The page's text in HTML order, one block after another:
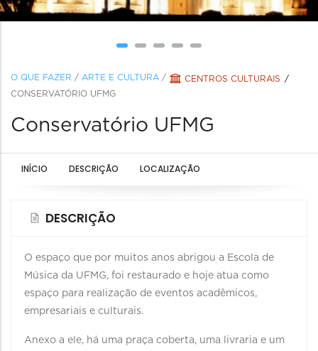
O QUE FAZER / ARTE E CULTURA /
CENTROS CULTURAIS
CONSERVATÓRIO UFMG
Conservatório UFMG
INÍCIO DESCRIÇÃO LOCALIZAÇÃO
DESCRIÇÃO
O espaço que por muitos anos abrigou a Escola de
Música da UFMG, foi restaurado e hoje atua como
espaço para realização de eventos acadêmicos,
empresariais e culturais.
Anexo a ele, há uma praça coberta, uma livraria e um